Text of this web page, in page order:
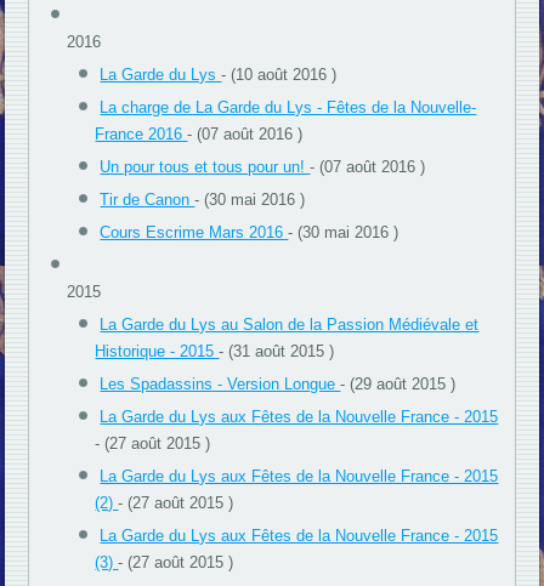
2016
La Garde du Lys- (10 août 2016 )
La charge de La Garde du Lys - Fêtes de la Nouvelle-
France 2016- (07 août 2016 )
Un pour tous et tous pour un!- (07 août 2016 )
Tir de Canon- (30 mai 2016 )
Cours Escrime Mars 2016- (30 mai 2016 )
2015
La Garde du Lys au Salon de la Passion Médiévale et
Historique - 2015- (31 août 2015 )
Les Spadassins - Version Longue- (29 août 2015 )
La Garde du Lys aux Fêtes de la Nouvelle France - 2015
- (27 août 2015 )
La Garde du Lys aux Fêtes de la Nouvelle France - 2015
(2)- (27 août 2015 )
La Garde du Lys aux Fêtes de la Nouvelle France - 2015
(3)- (27 août 2015 )